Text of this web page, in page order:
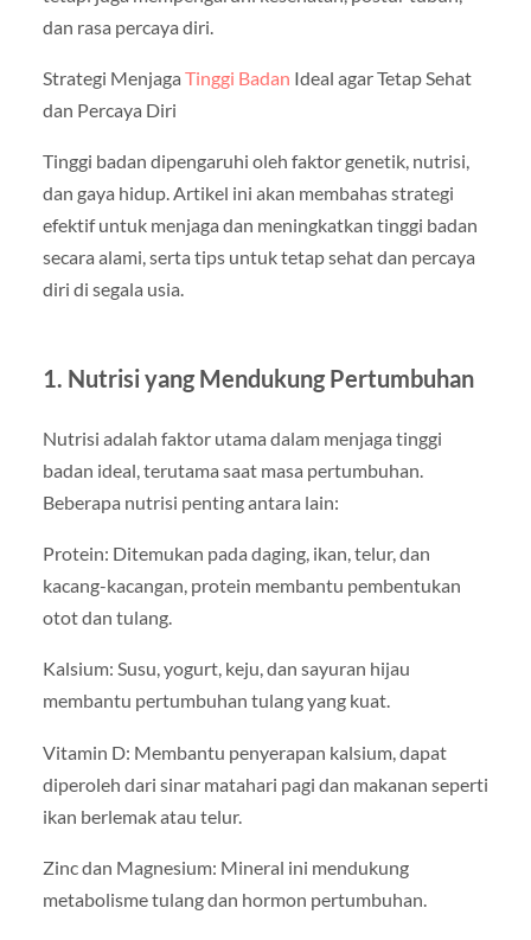
dan rasa percaya diri.
Strategi Menjaga Tinggi Badan Ideal agar Tetap Sehat
dan Percaya Diri
Tinggi badan dipengaruhi oleh faktor genetik, nutrisi,
dan gaya hidup. Artikel ini akan membahas strategi
efektif untuk menjaga dan meningkatkan tinggi badan
secara alami, serta tips untuk tetap sehat dan percaya
diri di segala usia.
1. Nutrisi yang Mendukung Pertumbuhan
Nutrisi adalah faktor utama dalam menjaga tinggi
badan ideal, terutama saat masa pertumbuhan.
Beberapa nutrisi penting antara lain:
Protein: Ditemukan pada daging, ikan, telur, dan
kacang-kacangan, protein membantu pembentukan
otot dan tulang.
Kalsium: Susu, yogurt, keju, dan sayuran hijau
membantu pertumbuhan tulang yang kuat.
Vitamin D: Membantu penyerapan kalsium, dapat
diperoleh dari sinar matahari pagi dan makanan seperti
ikan berlemak atau telur.
Zinc dan Magnesium: Mineral ini mendukung
metabolisme tulang dan hormon pertumbuhan.